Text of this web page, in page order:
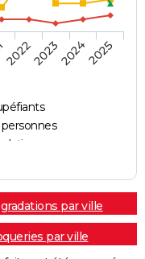
2022202320242025
par ville
par ville